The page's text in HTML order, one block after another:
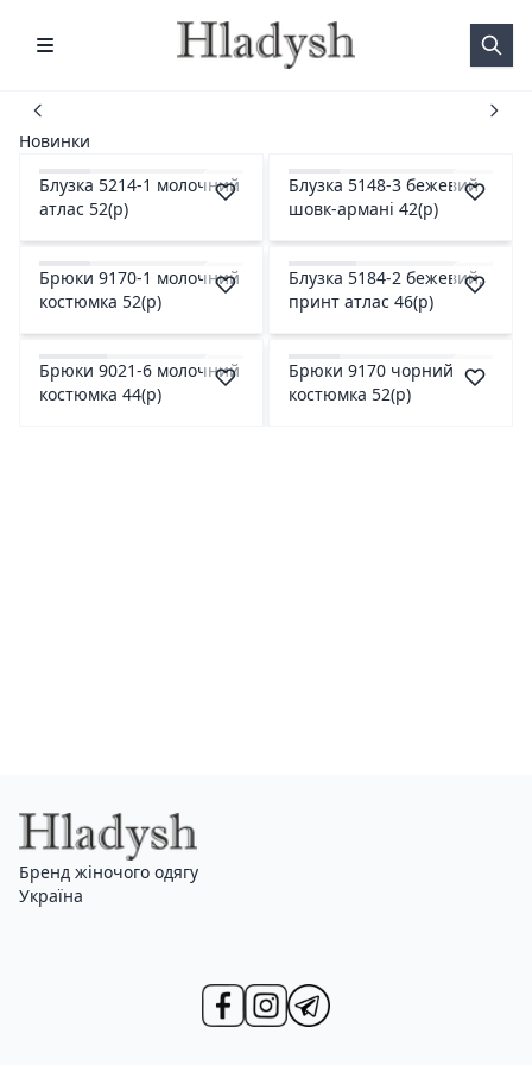
Новинки
Блузка 5214-1 молочний
атлас 52(р)
Блузка 5148-3 бежевий
шовк-армані 42(р)
Брюки 9170-1 молочний
костюмка 52(р)
Блузка 5184-2 бежевий,
принт атлас 46(р)
Брюки 9021-6 молочний
костюмка 44(р)
Брюки 9170 чорний
костюмка 52(р)
Бренд жіночого одягу
Україна